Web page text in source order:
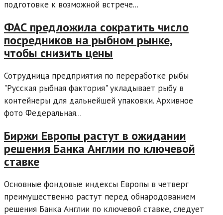
подготовке к возможной встрече...
ФАС предложила сократить число
посредников на рыбном рынке,
чтобы снизить цены
Сотрудница предприятия по переработке рыбы
"Русская рыбная фактория" укладывает рыбу в
контейнеры для дальнейшей упаковки. Архивное
фото Федеральная...
Биржи Европы растут в ожидании
решения Банка Англии по ключевой
ставке
Основные фондовые индексы Европы в четверг
преимущественно растут перед обнародованием
решения Банка Англии по ключевой ставке, следует